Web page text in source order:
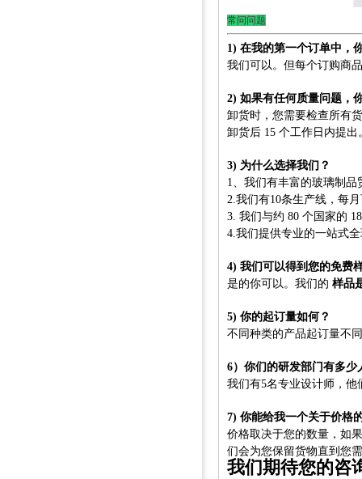
常问问题
1) 在我的第一个订单中，
我们可以。但每个订购商
2) 如果有任何质量问题，
卸货时，您需要检查所有
卸货后 15 个工作日内提
3) 为什么选择我们？
1、我们有丰富的玻璃制
2.我们有10条生产线，每
3. 我们与约 80 个国家的
4.我们提供专业的一站式
4) 我们可以得到您的免费​​
是的你可以。我们的 样品
5) 你的起订量如何？
不同种类的产品起订量不
6）你们的研发部门有多少
我们有5名专业设计师，他
7) 你能给我一个关于价格
价格取决于您的数量，如
们会为您保留货物直到您
我们期待您的咨